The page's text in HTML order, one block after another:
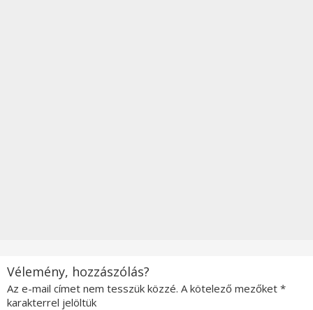
Vélemény, hozzászólás?
Az e-mail címet nem tesszük közzé. A kötelező mezőket *
karakterrel jelöltük